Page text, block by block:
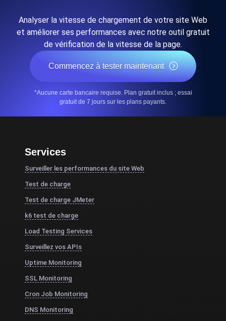
Analyser la vitesse de chargement de votre site Web
et améliorer ses performances avec notre outil gratuit
de vérification de la vitesse de la page.
Commencez à tester maintenant
*Aucune carte bancaire requise. Plan gratuit inclus ; essai
gratuit de 7 jours sur les plans payants.
Services
Surveiller les performances du site Web
Test de charge
Test de charge JMeter
k6 test de charge
Load Testing Services
Surveillez vos APIs
Uptime Monitoring
SSL Monitoring
Cron Job Monitoring
DNS Monitoring